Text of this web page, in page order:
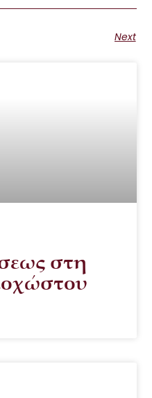
Next
στη